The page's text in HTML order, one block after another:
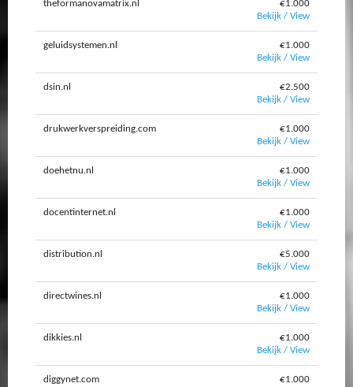
theformanovamatrix.nl
€1.000
Bekijk / View
geluidsystemen.nl
€1.000
Bekijk / View
dsin.nl
€2.500
Bekijk / View
drukwerkverspreiding.com
€1.000
Bekijk / View
doehetnu.nl
€1.000
Bekijk / View
docentinternet.nl
€1.000
Bekijk / View
distribution.nl
€5.000
Bekijk / View
directwines.nl
€1.000
Bekijk / View
dikkies.nl
€1.000
Bekijk / View
diggynet.com
€1.000